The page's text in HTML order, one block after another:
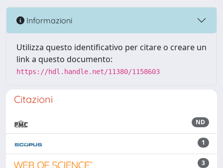
Informazioni
Utilizza questo identificativo per citare o creare un
link a questo documento:
https://hdl.handle.net/11380/1158603
Citazioni
ND
1
3